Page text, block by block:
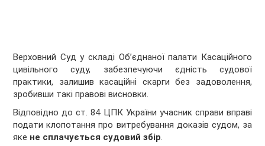
Верховний Суд у складі Об’єднаної палати Касаційного
цивільного суду, забезпечуючи єдність судової
практики, залишив касаційні скарги без задоволення,
зробивши такі правові висновки.
Відповідно до ст. 84 ЦПК України учасник справи вправі
подати клопотання про витребування доказів судом, за
яке не сплачується судовий збір.